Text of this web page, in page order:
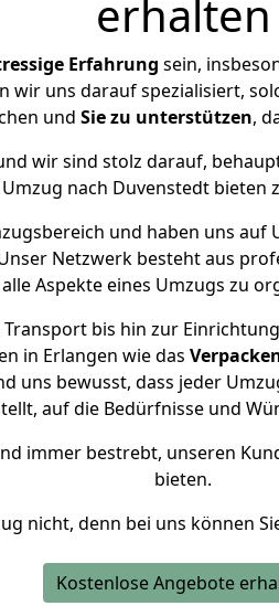
erhalten
Erfahrung sein,
wir uns darauf spezialisiert,
und Sie zu unterstützen,
wir sind stolz darauf,
Umzug nach Duvenstedt bieten
und haben uns auf
Netzwerk besteht aus
alle Aspekte eines Umzugs zu
bis hin zur
in Erlangen wie das
uns bewusst, dass jeder
auf die Bedürfnisse und
immer bestrebt, unseren
bieten.
nicht, denn bei uns können
Kostenlose Angebote